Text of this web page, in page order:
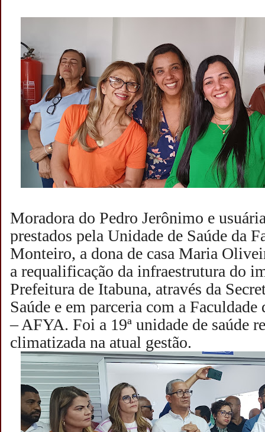
Moradora do Pedro Jerônimo e
prestados pela Unidade de Saúde da
Monteiro, a dona de casa Maria
a requalificação da infraestrutura do
Prefeitura de Itabuna, através da
Saúde e em parceria com a
– AFYA. Foi a 19ª unidade de saúde
climatizada na atual gestão.